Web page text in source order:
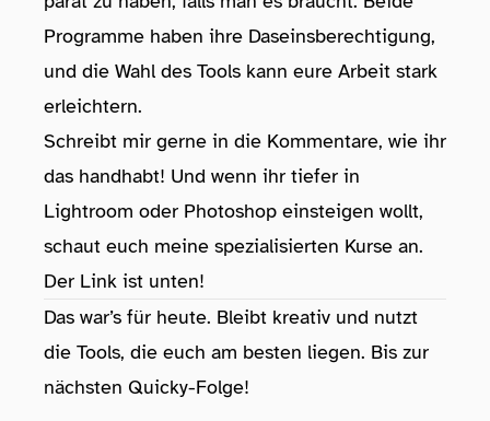
Programme haben ihre Daseinsberechtigung,
und die Wahl des Tools kann eure Arbeit stark
erleichtern.
Schreibt mir gerne in die Kommentare, wie ihr
das handhabt! Und wenn ihr tiefer in
Lightroom oder Photoshop einsteigen wollt,
schaut euch meine spezialisierten Kurse an.
Der Link ist unten!
Das war’s für heute. Bleibt kreativ und nutzt
die Tools, die euch am besten liegen. Bis zur
nächsten Quicky-Folge!